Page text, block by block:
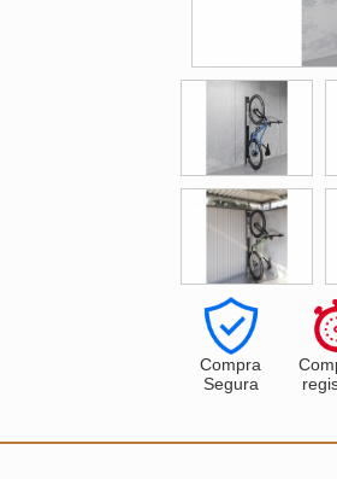
Compra
Segura